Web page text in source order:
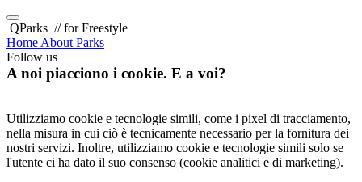
QParks // for Freestyle
Home About Parks
Follow us
A noi piacciono i cookie. E a voi?
Utilizziamo cookie e tecnologie simili, come i pixel di tracciamento,
nella misura in cui ciò è tecnicamente necessario per la fornitura dei
nostri servizi. Inoltre, utilizziamo cookie e tecnologie simili solo se
l'utente ci ha dato il suo consenso (cookie analitici e di marketing).